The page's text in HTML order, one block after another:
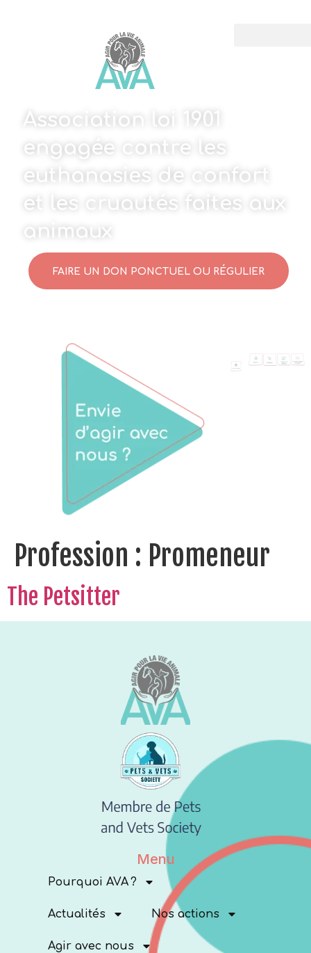
Association loi 1901
engagée contre les
euthanasies de confort
et les cruautés faites aux
animaux
FAIRE UN DON PONCTUEL OU RÉGULIER
Profession : Promeneur
The Petsitter
Menu
Pourquoi AVA ?
Actualités Nos actions
Agir avec nous